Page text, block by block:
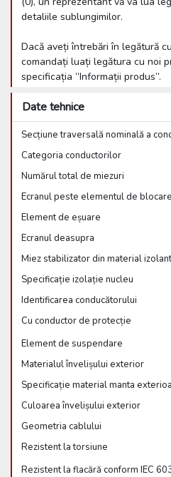
detaliile sublungimilor.
Dacă aveți întrebări în legătură
comandați luați legătura cu noi
specificația ”Informații produs”.
Date tehnice
Secțiune traversală nominală a
Categoria conductorilor
Numărul total de miezuri
Ecranul peste elementul de blocare
Element de eșuare
Ecranul deasupra
Miez stabilizator din material izolant
Specificație izolație nucleu
Identificarea conducătorului
Cu conductor de protecție
Element de suspendare
Materialul învelișului exterior
Specificație material manta
Culoarea învelișului exterior
Geometria cablului
Rezistent la torsiune
Rezistent la flacără conform IEC